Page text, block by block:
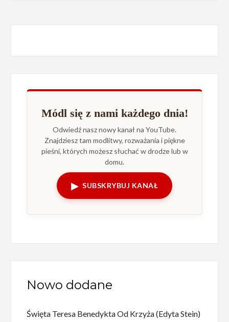
Módl się z nami każdego dnia!
Odwiedź nasz nowy kanał na YouTube.
Znajdziesz tam modlitwy, rozważania i piękne
pieśni, których możesz słuchać w drodze lub w
domu.
▶ SUBSKRYBUJ KANAŁ
Nowo dodane
Święta Teresa Benedykta Od Krzyża (Edyta Stein)